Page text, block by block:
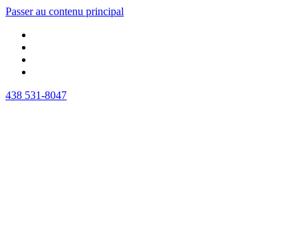
Passer au contenu principal
438 531-8047